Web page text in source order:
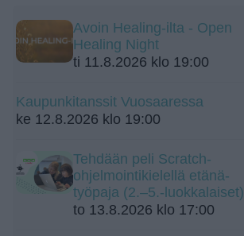
Avoin Healing-ilta - Open
Healing Night
ti 11.8.2026 klo 19:00
Kaupunkitanssit Vuosaaressa
ke 12.8.2026 klo 19:00
Tehdään peli Scratch-
ohjelmointikielellä etänä-
työpaja (2.–5.-luokkalaiset)
to 13.8.2026 klo 17:00